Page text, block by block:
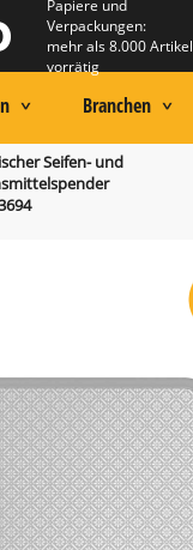
Papiere und
Verpackungen:
mehr als 8.000 Artikel
vorrätig
Branchen
Seifen- und